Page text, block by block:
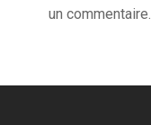
un commentaire.